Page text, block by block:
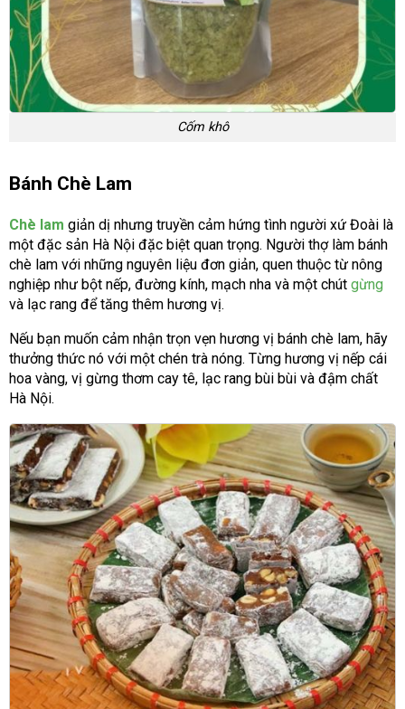
Cốm khô
Bánh Chè Lam
Chè lam giản dị nhưng truyền cảm hứng tình người xứ Đoài là
một đặc sản Hà Nội đặc biệt quan trọng. Người thợ làm bánh
chè lam với những nguyên liệu đơn giản, quen thuộc từ nông
nghiệp như bột nếp, đường kính, mạch nha và một chút gừng
và lạc rang để tăng thêm hương vị.
Nếu bạn muốn cảm nhận trọn vẹn hương vị bánh chè lam, hãy
thưởng thức nó với một chén trà nóng. Từng hương vị nếp cái
hoa vàng, vị gừng thơm cay tê, lạc rang bùi bùi và đậm chất
Hà Nội.